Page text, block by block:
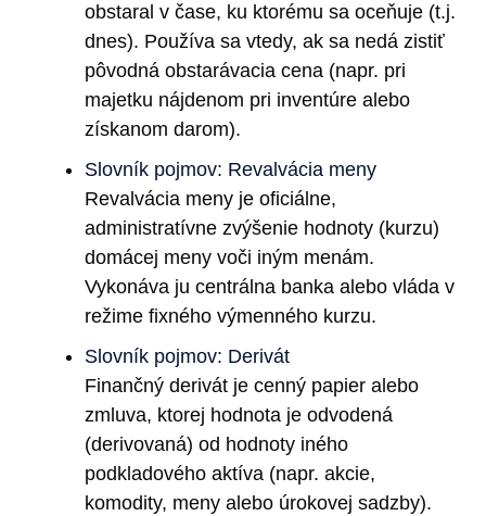
obstaral v čase, ku ktorému sa oceňuje (t.j.
dnes). Používa sa vtedy, ak sa nedá zistiť
pôvodná obstarávacia cena (napr. pri
majetku nájdenom pri inventúre alebo
získanom darom).
Slovník pojmov: Revalvácia meny
Revalvácia meny je oficiálne,
administratívne zvýšenie hodnoty (kurzu)
domácej meny voči iným menám.
Vykonáva ju centrálna banka alebo vláda v
režime fixného výmenného kurzu.
Slovník pojmov: Derivát
Finančný derivát je cenný papier alebo
zmluva, ktorej hodnota je odvodená
(derivovaná) od hodnoty iného
podkladového aktíva (napr. akcie,
komodity, meny alebo úrokovej sadzby).